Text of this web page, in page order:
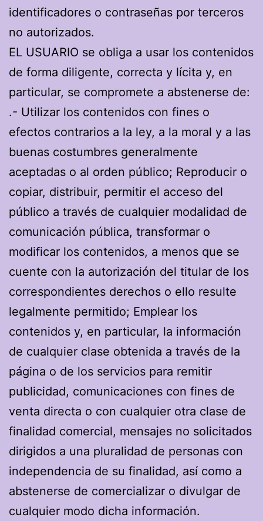
identificadores o contraseñas por terceros
no autorizados.
EL USUARIO se obliga a usar los contenidos
de forma diligente, correcta y lícita y, en
particular, se compromete a abstenerse de:
.- Utilizar los contenidos con fines o
efectos contrarios a la ley, a la moral y a las
buenas costumbres generalmente
aceptadas o al orden público; Reproducir o
copiar, distribuir, permitir el acceso del
público a través de cualquier modalidad de
comunicación pública, transformar o
modificar los contenidos, a menos que se
cuente con la autorización del titular de los
correspondientes derechos o ello resulte
legalmente permitido; Emplear los
contenidos y, en particular, la información
de cualquier clase obtenida a través de la
página o de los servicios para remitir
publicidad, comunicaciones con fines de
venta directa o con cualquier otra clase de
finalidad comercial, mensajes no solicitados
dirigidos a una pluralidad de personas con
independencia de su finalidad, así como a
abstenerse de comercializar o divulgar de
cualquier modo dicha información.